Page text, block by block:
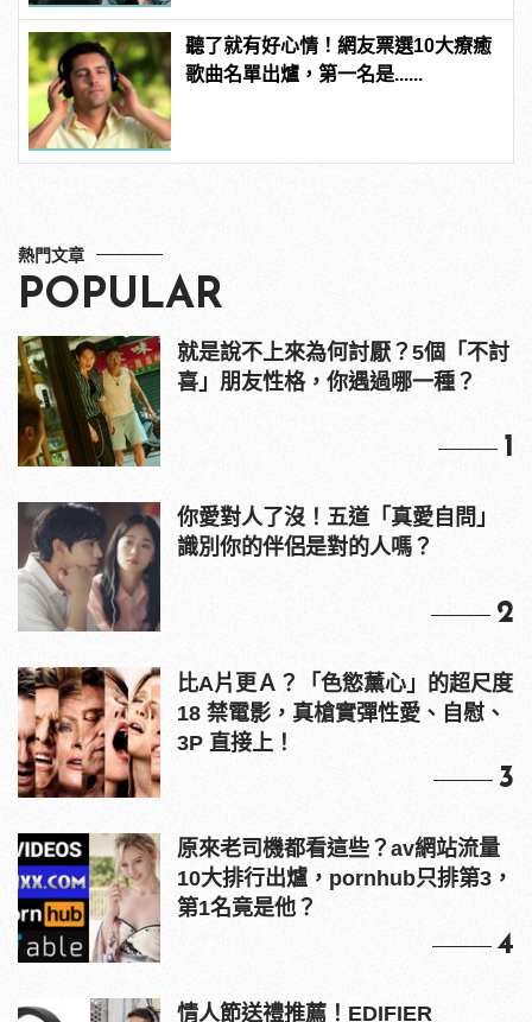
聽了就有好心情！網友票選10大療癒
歌曲名單出爐，第一名是......
熱門文章
POPULAR
就是說不上來為何討厭？5個「不討
喜」朋友性格，你遇過哪一種？
1
你愛對人了沒！五道「真愛自問」
識別你的伴侶是對的人嗎？
2
比A片更Ａ？「色慾薰心」的超尺度
18 禁電影，真槍實彈性愛、自慰、
3P 直接上！
3
原來老司機都看這些？av網站流量
10大排行出爐，pornhub只排第3，
第1名竟是他？
4
情人節送禮推薦！EDIFIER